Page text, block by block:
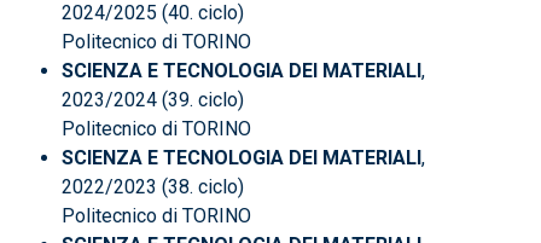
2024/2025 (40. ciclo)
Politecnico di TORINO
SCIENZA E TECNOLOGIA DEI MATERIALI,
2023/2024 (39. ciclo)
Politecnico di TORINO
SCIENZA E TECNOLOGIA DEI MATERIALI,
2022/2023 (38. ciclo)
Politecnico di TORINO